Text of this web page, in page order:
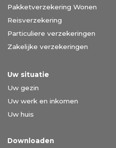
Pakketverzekering Wonen
Reisverzekering
Particuliere verzekeringen
Zakelijke verzekeringen
Uw situatie
Uw gezin
Uw werk en inkomen
Uw huis
Downloaden